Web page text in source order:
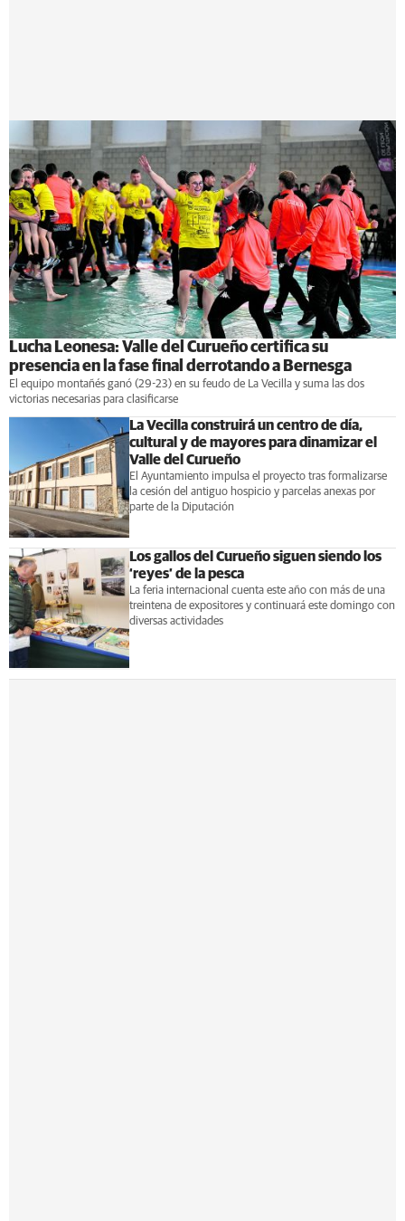
Lucha Leonesa: Valle del Curueño certifica su
presencia en la fase final derrotando a Bernesga
El equipo montañés ganó (29-23) en su feudo de La Vecilla y suma las dos
victorias necesarias para clasificarse
La Vecilla construirá un centro de día,
cultural y de mayores para dinamizar el
Valle del Curueño
El Ayuntamiento impulsa el proyecto tras formalizarse
la cesión del antiguo hospicio y parcelas anexas por
parte de la Diputación
Los gallos del Curueño siguen siendo los
‘reyes’ de la pesca
La feria internacional cuenta este año con más de una
treintena de expositores y continuará este domingo con
diversas actividades